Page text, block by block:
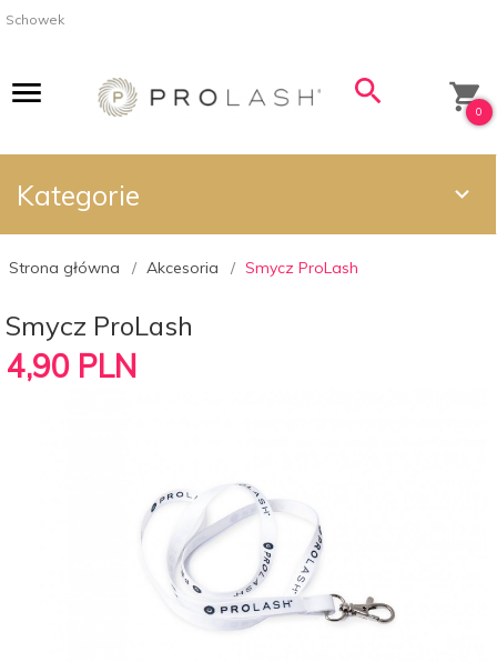
Schowek
0
Kategorie
Strona główna Akcesoria Smycz ProLash
Smycz ProLash
4,90 PLN